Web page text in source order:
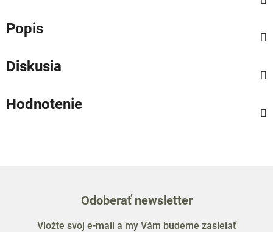
Popis
Diskusia
Hodnotenie
Odoberať newsletter
Vložte svoj e-mail a my Vám budeme zasielať